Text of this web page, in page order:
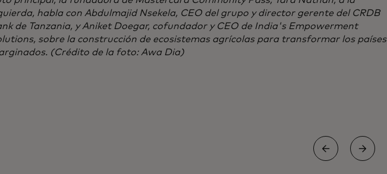
habla con Abdulmajid Nsekela, CEO del grupo y director gerente del CRDB
de Tanzania, y Aniket Doegar, cofundador y CEO de India's Empowerment
sobre la construcción de ecosistemas agrícolas para transformar los países
(Crédito de la foto: Awa Dia)